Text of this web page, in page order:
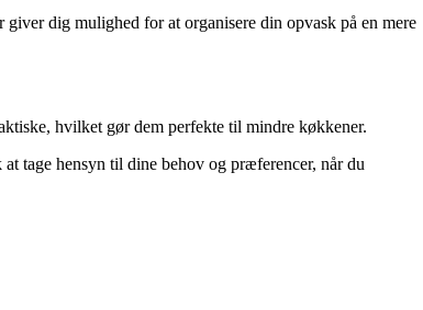
dig mulighed for at organisere din opvask på en mere
hvilket gør dem perfekte til mindre køkkener.
tage hensyn til dine behov og præferencer, når du